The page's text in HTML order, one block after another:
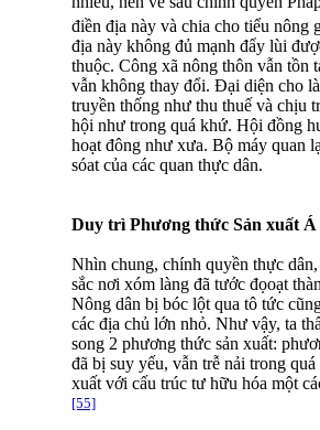
điền địa này và chia cho tiểu nông
địa này không đủ mạnh đẩy lùi
thuộc. Công xã nông thôn vẫn tồn
vẫn không thay đổi. Đại diện cho
truyền thống như thu thuế và chịu
hội như trong quá khứ. Hội đồng
hoạt đông như xưa. Bộ máy quan
sóat của các quan thực dân.
Duy trì Phương thức Sản xuất Á
Nhìn chung, chính quyền thực
sắc nơi xóm làng đã tước đọoạt
Nông dân bị bóc lột qua tô tức
các địa chủ lớn nhỏ. Như vậy, ta
song 2 phương thức sản xuất:
đã bị suy yếu, vẫn trễ nải trong
xuất với cấu trúc tư hữu hóa một
[55]